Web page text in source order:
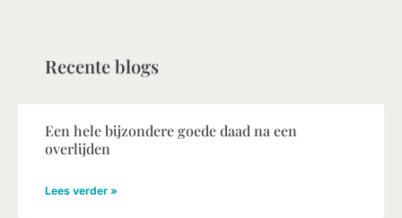
Recente blogs
Een hele bijzondere goede daad na een
overlijden
Lees verder »